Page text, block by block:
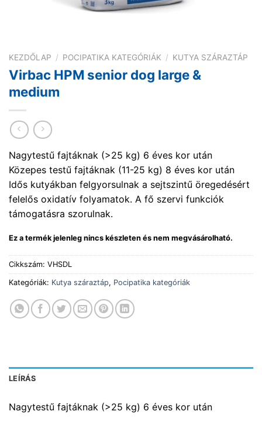
KEZDŐLAP / POCIPATIKA KATEGÓRIÁK / KUTYA SZÁRAZTÁP
Virbac HPM senior dog large &
medium
Nagytestű fajtáknak (>25 kg) 6 éves kor után
Közepes testű fajtáknak (11-25 kg) 8 éves kor után
Idős kutyákban felgyorsulnak a sejtszintű öregedésért
felelős oxidatív folyamatok. A fő szervi funkciók
támogatásra szorulnak.
Ez a termék jelenleg nincs készleten és nem megvásárolható.
Cikkszám: VHSDL
Kategóriák: Kutya száraztáp, Pocipatika kategóriák
LEÍRÁS
Nagytestű fajtáknak (>25 kg) 6 éves kor után